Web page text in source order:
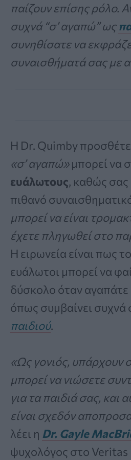
παίζουν επίσης ρόλο.
συχνά “σ’ αγαπώ” ως
συνηθίσατε να
συναισθήματά σας με
Η Dr. Quimby
«σ’ αγαπώ»μπορεί να
ευάλωτους, καθώς σας
πιθανό
μπορεί να είναι
έχετε πληγωθεί στο
Η ειρωνεία είναι πως
ευάλωτοι μπορεί να
δύσκολο όταν αγαπάτε
όπως συμβαίνει συχνά
παιδιού.
«Ως γονιός, υπάρχουν
μπορεί να νιώσετε
για τα παιδιά σας, και
είναι σχεδόν
λέει η Dr. Gayle
ψυχολόγος στο